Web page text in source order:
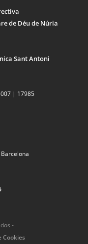
de Déu de Núria
Sant Antoni
| 17985
-
Cookies